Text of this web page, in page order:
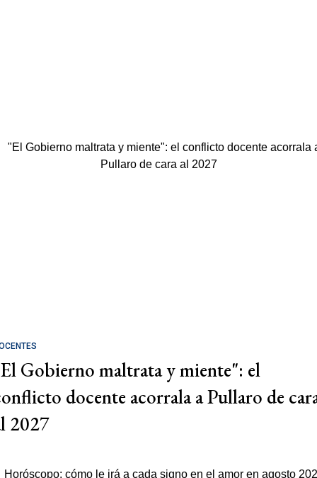
Gobierno maltrata y miente": el
docente acorrala a Pullaro de
2027